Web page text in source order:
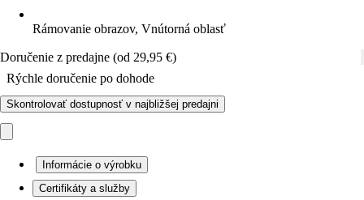
Rámovanie obrazov, Vnútorná oblasť
Doručenie z predajne (od 29,95 €)
Rýchle doručenie po dohode
Skontrolovať dostupnosť v najbližšej predajni
Informácie o výrobku
Certifikáty a služby